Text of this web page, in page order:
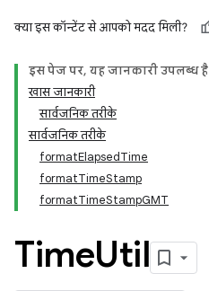
क्या इस कॉन्टेंट से आपको मदद मिली?
इस पेज पर, यह जानकारी उपलब्ध है
खास जानकारी
सार्वजनिक तरीके
सार्वजनिक तरीके
formatElapsedTime
formatTimeStamp
formatTimeStampGMT
TimeUtil